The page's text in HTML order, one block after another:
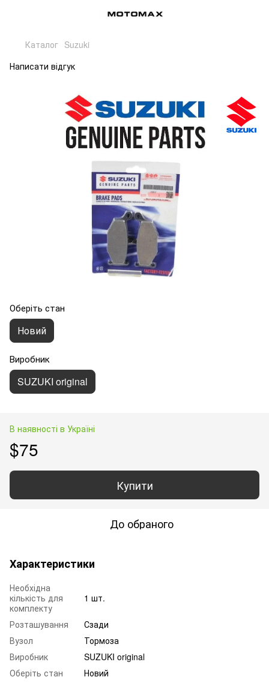
Каталог Suzuki
Написати відгук
Оберіть стан
Новий
Виробник
SUZUKI original
В наявності в Україні
$75
Купити
До обраного
Характеристики
Необхідна
кількість для
комплекту
1 шт.
Розташування
Сзади
Вузол
Тормоза
Виробник
SUZUKI original
Оберіть стан
Новий